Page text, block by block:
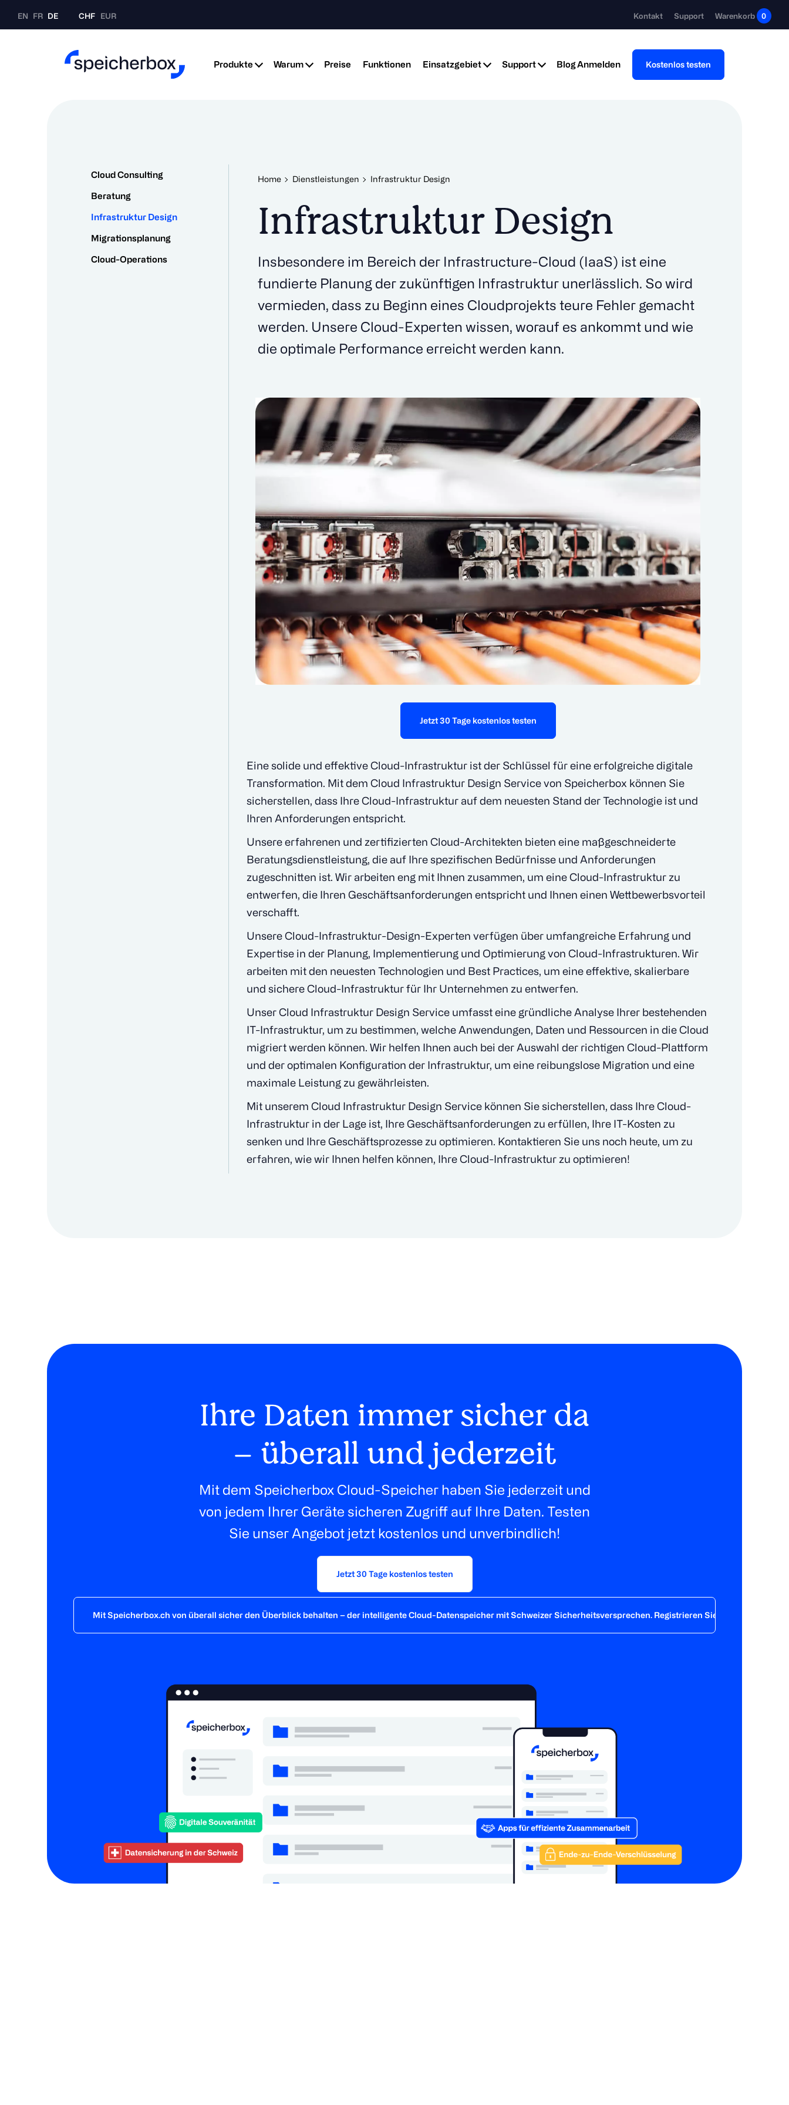
EN FR DE CHF EUR Kontakt Support Warenkorb 0
Produkte Warum Preise Funktionen Einsatzgebiet Support BlogAnmelden Kostenlos testen
Cloud Consulting
Beratung
Infrastruktur Design
Migrationsplanung
Cloud-Operations
Home Dienstleistungen Infrastruktur Design
Infrastruktur Design
Insbesondere im Bereich der Infrastructure-Cloud (IaaS) ist eine
fundierte Planung der zukünftigen Infrastruktur unerlässlich. So wird
vermieden, dass zu Beginn eines Cloudprojekts teure Fehler gemacht
werden. Unsere Cloud-Experten wissen, worauf es ankommt und wie
die optimale Performance erreicht werden kann.
Jetzt 30 Tage kostenlos testen
Eine solide und effektive Cloud-Infrastruktur ist der Schlüssel für eine erfolgreiche digitale
Transformation. Mit dem Cloud Infrastruktur Design Service von Speicherbox können Sie
sicherstellen, dass Ihre Cloud-Infrastruktur auf dem neuesten Stand der Technologie ist und
Ihren Anforderungen entspricht.
Unsere erfahrenen und zertifizierten Cloud-Architekten bieten eine maßgeschneiderte
Beratungsdienstleistung, die auf Ihre spezifischen Bedürfnisse und Anforderungen
zugeschnitten ist. Wir arbeiten eng mit Ihnen zusammen, um eine Cloud-Infrastruktur zu
entwerfen, die Ihren Geschäftsanforderungen entspricht und Ihnen einen Wettbewerbsvorteil
verschafft.
Unsere Cloud-Infrastruktur-Design-Experten verfügen über umfangreiche Erfahrung und
Expertise in der Planung, Implementierung und Optimierung von Cloud-Infrastrukturen. Wir
arbeiten mit den neuesten Technologien und Best Practices, um eine effektive, skalierbare
und sichere Cloud-Infrastruktur für Ihr Unternehmen zu entwerfen.
Unser Cloud Infrastruktur Design Service umfasst eine gründliche Analyse Ihrer bestehenden
IT-Infrastruktur, um zu bestimmen, welche Anwendungen, Daten und Ressourcen in die Cloud
migriert werden können. Wir helfen Ihnen auch bei der Auswahl der richtigen Cloud-Plattform
und der optimalen Konfiguration der Infrastruktur, um eine reibungslose Migration und eine
maximale Leistung zu gewährleisten.
Mit unserem Cloud Infrastruktur Design Service können Sie sicherstellen, dass Ihre Cloud-
Infrastruktur in der Lage ist, Ihre Geschäftsanforderungen zu erfüllen, Ihre IT-Kosten zu
senken und Ihre Geschäftsprozesse zu optimieren. Kontaktieren Sie uns noch heute, um zu
erfahren, wie wir Ihnen helfen können, Ihre Cloud-Infrastruktur zu optimieren!
Ihre Daten immer sicher da
– überall und jederzeit
Mit dem Speicherbox Cloud-Speicher haben Sie jederzeit und
von jedem Ihrer Geräte sicheren Zugriff auf Ihre Daten. Testen
Sie unser Angebot jetzt kostenlos und unverbindlich!
Jetzt 30 Tage kostenlos testen
Mit Speicherbox.ch von überall sicher den Überblick behalten – der intelligente Cloud-Datenspeicher mit Schweizer Sicherheitsversprechen. Registrieren Sie sich noch heute